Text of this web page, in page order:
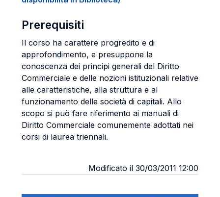
Prerequisiti
Il corso ha carattere progredito e di
approfondimento, e presuppone la
conoscenza dei principi generali del Diritto
Commerciale e delle nozioni istituzionali relative
alle caratteristiche, alla struttura e al
funzionamento delle società di capitali. Allo
scopo si può fare riferimento ai manuali di
Diritto Commerciale comunemente adottati nei
corsi di laurea triennali.
Modificato il 30/03/2011 12:00